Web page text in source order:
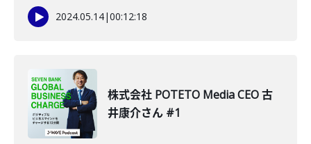
2024.05.14|00:12:18
株式会社 POTETO Media CEO 古
井康介さん #1